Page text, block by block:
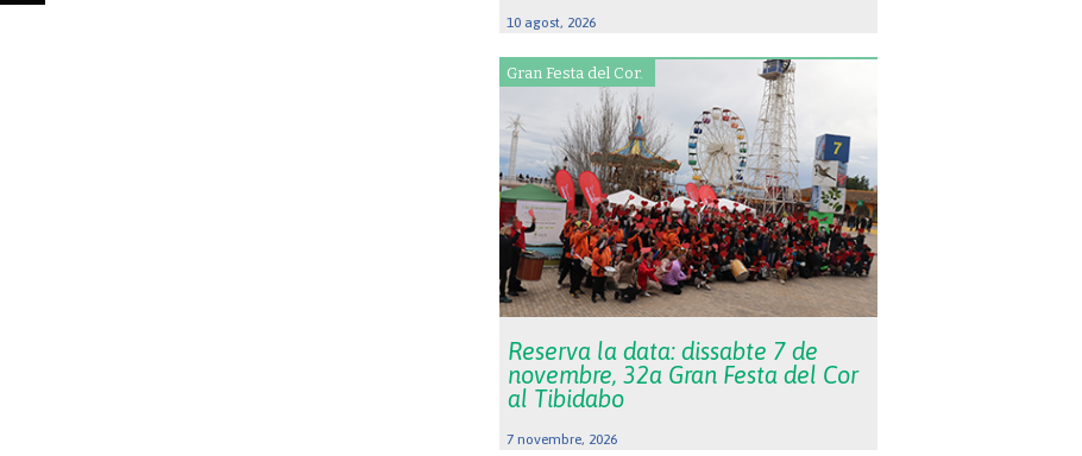
10 agost, 2026
Gran Festa del Cor.
Reserva la data: dissabte 7 de
novembre, 32a Gran Festa del Cor
al Tibidabo
7 novembre, 2026